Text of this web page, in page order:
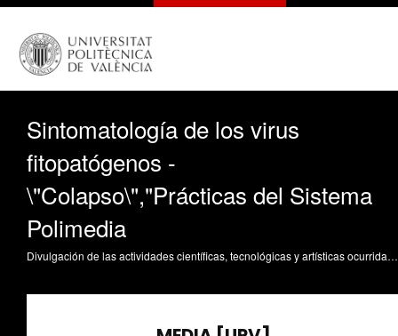
Sintomatología de los virus
fitopatógenos -
\"Colapso\","Prácticas del Sistema
Polimedia
Divulgación de las actividades científicas, tecnológicas y artísticas ocurridas en los tres campus de la UPV